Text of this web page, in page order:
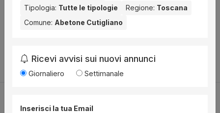
Prova anche con altri comuni vicini:
Cambia la ricerca
Tipologia: Tutte le tipologie Regione: Toscana
Comune: Abetone Cutigliano
Ricevi avvisi sui nuovi annunci
Giornaliero Settimanale
Inserisci la tua Email